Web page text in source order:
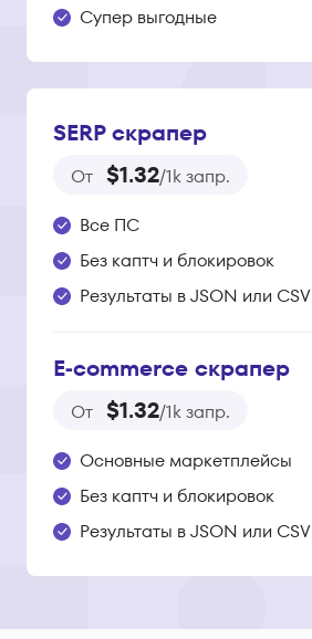
Супер выгодные
SERP скрапер
От $1.32/1k запр.
Все ПС
Без каптч и блокировок
Результаты в JSON или CSV
E‑commerce скрапер
От $1.32/1k запр.
Основные маркетплейсы
Без каптч и блокировок
Результаты в JSON или CSV